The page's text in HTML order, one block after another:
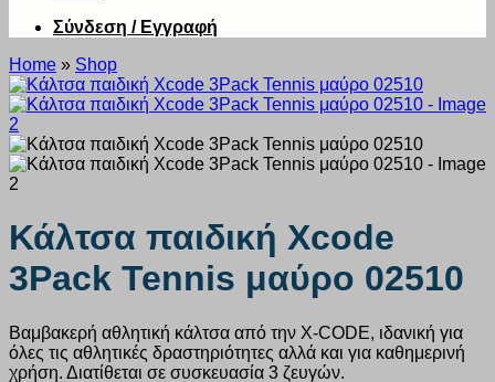
Σύνδεση / Εγγραφή
Home » Shop
Κάλτσα παιδική Xcode
3Pack Tennis μαύρο 02510
Βαμβακερή αθλητική κάλτσα από την X-CODE, ιδανική για
όλες τις αθλητικές δραστηριότητες αλλά και για καθημερινή
χρήση. Διατίθεται σε συσκευασία 3 ζευγών.